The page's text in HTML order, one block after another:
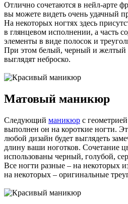
Отлично сочетаются в нейл-арте
вы можете видеть очень удачный
На некоторых ногтях здесь
в глянцевом исполнении, а часть
элементы в виде полосок и
При этом белый, черный и желтый
выглядят неброско.
Матовый маникюр
Следующий маникюр с
выполнен он на короткие ногти.
любой дизайн будет выглядеть
длину ваши ноготков. Сочетание
использованы черный, голубой,
Все ногти разные – на некоторых
на некоторых – оригинальные